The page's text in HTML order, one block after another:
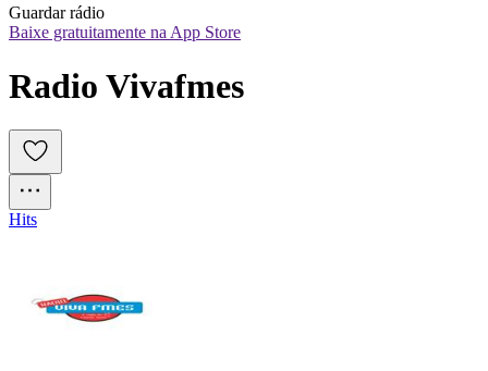
Guardar rádio
Baixe gratuitamente na App Store
Radio Vivafmes
Hits